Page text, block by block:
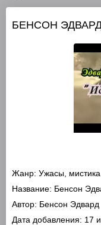
БЕНСОН
Жанр: Ужасы, мистика
Название: Бенсон
Автор: Бенсон Эдвард
Дата добавления: 17